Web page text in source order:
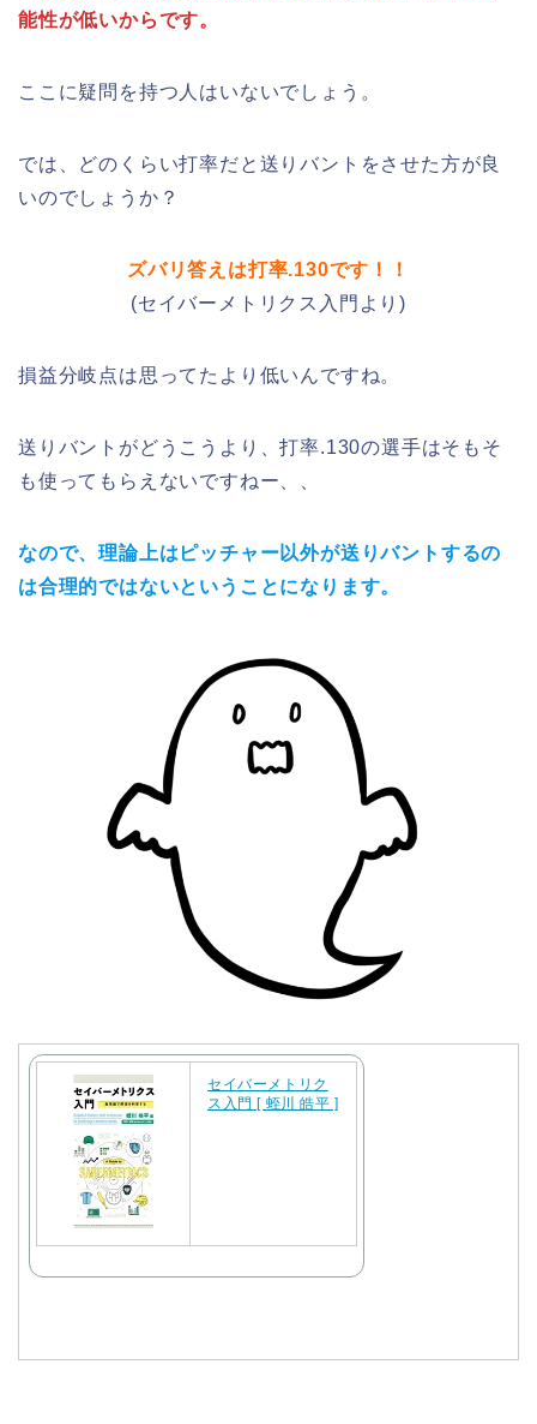
能性が低いからです。
ここに疑問を持つ人はいないでしょう。
では、どのくらい打率だと送りバントをさせた方が良
いのでしょうか？
ズバリ答えは打率.130です！！
(セイバーメトリクス入門より)
損益分岐点は思ってたより低いんですね。
送りバントがどうこうより、打率.130の選手はそもそ
も使ってもらえないですねー、、
なので、理論上はピッチャー以外が送りバントするの
は合理的ではないということになります。
セイバーメトリク
ス入門 [ 蛭川 皓平 ]